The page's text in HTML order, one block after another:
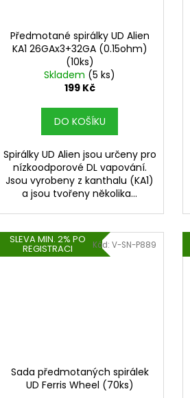
Předmotané spirálky UD Alien
KA1 26GAx3+32GA (0.15ohm)
(10ks)
Skladem (5 ks)
199 Kč
DO KOŠÍKU
Spirálky UD Alien jsou určeny pro
nízkoodporové DL vapování.
Jsou vyrobeny z kanthalu (KA1)
a jsou tvořeny několika...
SLEVA MIN. 2% PO
REGISTRACI
Sada předmotaných spirálek
UD Ferris Wheel (70ks)
Kód:V-SN-P889
Původně: 195 Kč